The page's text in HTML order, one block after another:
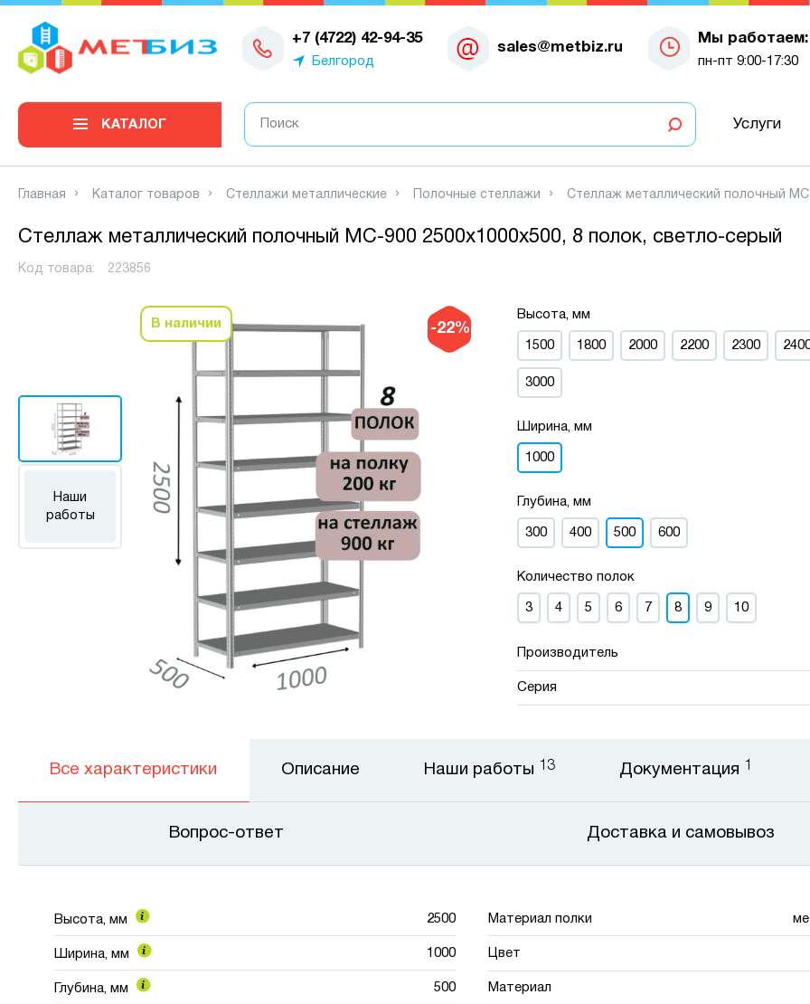
+7 (4722) 42-94-35
Белгород
sales@metbiz.ru
Мы работаем:
пн-пт 9:00-17:30
0
КАТАЛОГ Услуги
Главная Каталог товаров Стеллажи металлические Полочные стеллажи Стеллаж металлический полочный
Стеллаж металлический полочный МС-900 2500х1000х500, 8 полок, светло-серый
Код товара: 223856
-22%
Наши
работы
В наличии
Высота, мм
1500 1800 2000 2200 2300
3000
Ширина, мм
1000
Глубина, мм
300 400 500 600
Количество полок
3 4 5 6 7 8 9 10
Производитель
Серия
Все характеристики
Высота, мм 2500
Ширина, мм 1000
Глубина, мм 500
Материал полки
Цвет
Материал
Описание Наши работы 13 Документация
Вопрос-ответ Доставка и самовывоз